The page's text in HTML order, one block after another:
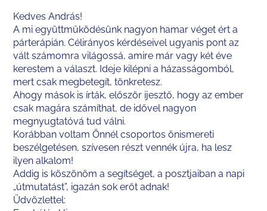
Kedves András!
A mi együttműködésünk nagyon hamar véget ért a
párterápián. Célirányos kérdéseivel ugyanis pont az
vált számomra világossá, amire már vagy két éve
kerestem a választ. Ideje kilépni a házasságomból,
mert csak megbetegít, tönkretesz.
Ahogy mások is írták, először ijesztő, hogy az ember
csak magára számíthat, de idővel nagyon
megnyugtatóvá tud válni.
Korábban voltam Önnél csoportos önismereti
beszélgetésen, szívesen részt vennék újra, ha lesz
ilyen alkalom!
Addig is köszönöm a segítséget, a posztjaiban a napi
„útmutatást”, igazán sok erőt adnak!
Üdvözlettel: